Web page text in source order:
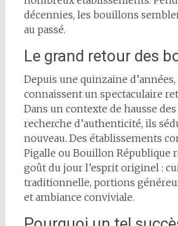
décennies, les bouillons
au passé.
Le grand retour des
Depuis une quinzaine
connaissent un spectaculaire
Dans un contexte de hausse
recherche d’authenticité, ils
nouveau. Des établissements
Pigalle ou Bouillon République
goût du jour l’esprit originel :
traditionnelle, portions
et ambiance conviviale.